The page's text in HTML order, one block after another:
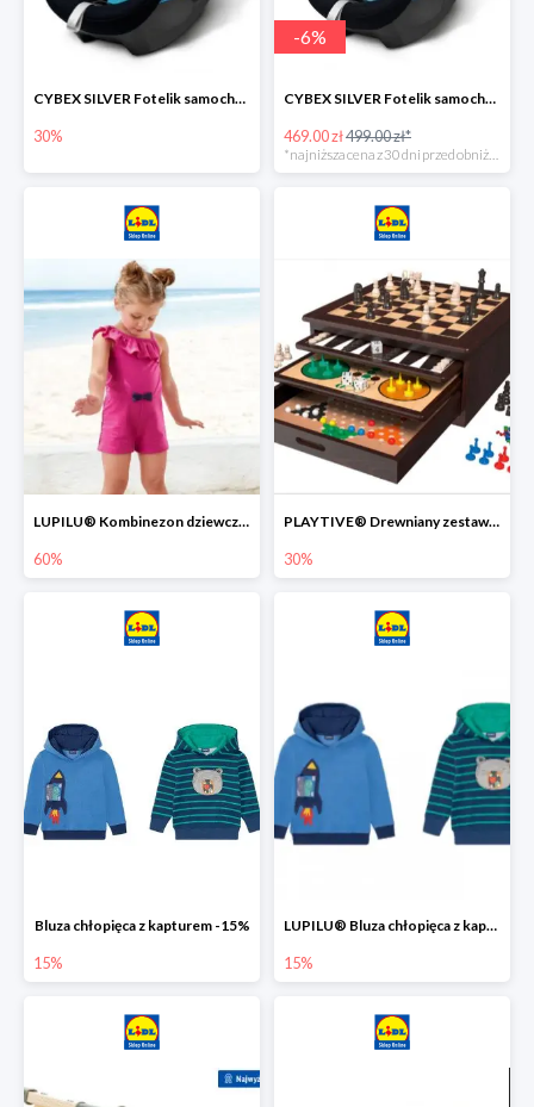
CYBEX SILVER Fotelik samochodowy -30%
30%
-6%
CYBEX SILVER Fotelik samochodowy + dostawa gratis!
469.00 zł499.00 zł*
*najniższa cena z 30 dni przed obniżką
LUPILU® Kombinezon dziewczęcy z bawełny
60%
PLAYTIVE® Drewniany zestaw gier 10 w 1
30%
Bluza chłopięca z kapturem -15%
15%
LUPILU® Bluza chłopięca z kapturem
15%